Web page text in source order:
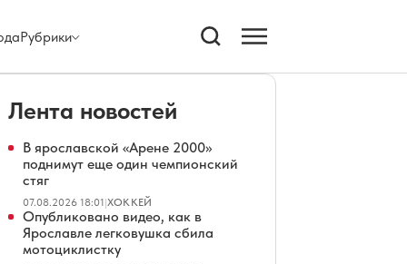
Рубрики
Лента новостей
В ярославской «Арене 2000»
поднимут еще один чемпионский
стяг
07.08.2026 18:01|ХОККЕЙ
Опубликовано видео, как в
Ярославле легковушка сбила
мотоциклистку